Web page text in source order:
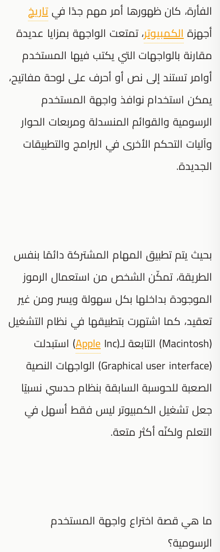
الفأرة، كان ظهورها أمر مهم جدًا فيتاريخ
أجهزةالكمبيوتر، تمتعت الواجهة بمزايا عديدة
مقارنة بالواجهات التي يكتب فيها المستخدم
أوامر تستند إلى نص أو أحرف على لوحة مفاتيح،
يمكن استخدام نوافذ واجهة المستخدم
الرسومية والقوائم المنسدلة ومربعات الحوار
وآليات التحكم الأخرى في البرامج والتطبيقات
الجديدة.
بحيث يتم تطبيق المهام المشتركة دائمًا بنفس
الطريقة، تمكّن الشخص من استعمال الرموز
الموجودة بداخلها بكل سهولة ويسر ومن غير
تعقيد، كما اشتهرت بتطبيقها في نظام التشغيل
(Macintosh) التابعة لـ(
AppleInc) استبدلت
(Graphical user interface) الواجهات النصية
الصعبة للحوسبة السابقة بنظام حدسي نسبيًا
جعل تشغيل الكمبيوتر ليس فقط أسهل في
التعلم ولكنّه أكثر متعة.
ما هي قصة اختراع واجهة المستخدم
الرسومية؟